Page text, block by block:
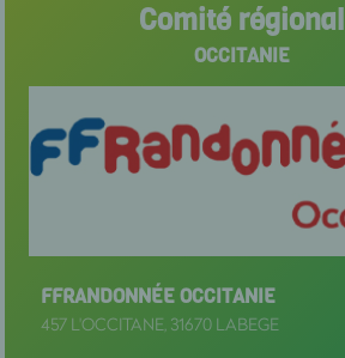
HAUTE SAONE
HAUTE SAVOIE
HAUTES PYRENEES
Comité régional
OCCITANIE
FFRANDONNÉE OCCITANIE
457 L'OCCITANE, 31670 LABEGE